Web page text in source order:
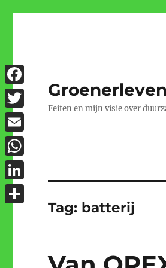
Feiten en mijn visie over
Tag: batterij
Facebook
Twitter
Email
WhatsApp
LinkedIn